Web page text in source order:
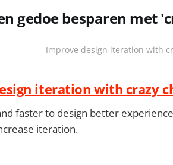
gedoe besparen met
Improve design iteration with
iteration with crazy
faster to design better
iteration.